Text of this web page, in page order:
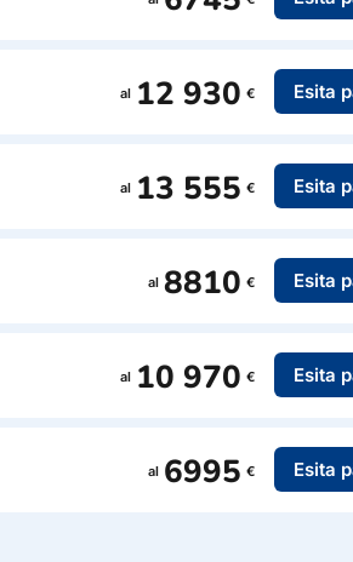
al 12 930 € Esita
al 13 555 € Esita
al 8810 € Esita
al 10 970 € Esita
al 6995 € Esita